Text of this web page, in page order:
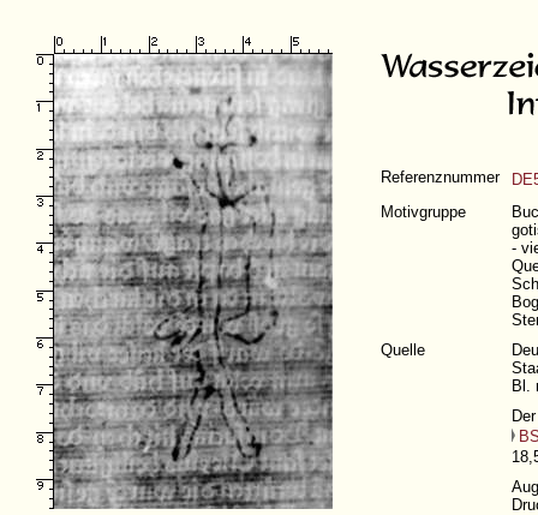
Referenznummer
Motivgruppe
-
Quelle
Bl.